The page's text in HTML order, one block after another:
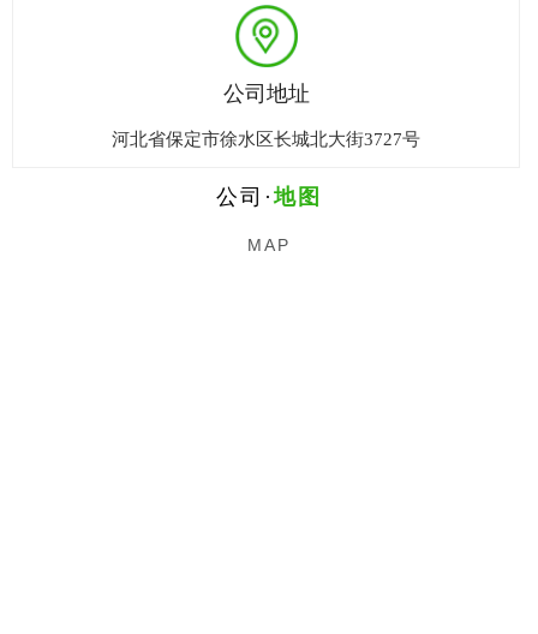
公司地址
河北省保定市徐水区长城北大街3727号
公司·地图
MAP